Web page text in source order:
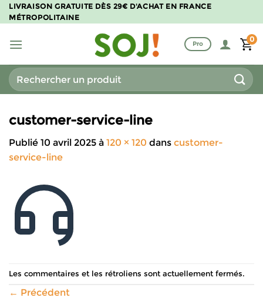
Passer
au
LIVRAISON GRATUITE DÈS 29€ D'ACHAT EN FRANCE
MÉTROPOLITAINE
Pro
0
Recherche
pour :
customer-service-line
Publié 10 avril 2025 à 120 × 120 dans customer-
service-line
Les commentaires et les rétroliens sont actuellement fermés.
← Précédent